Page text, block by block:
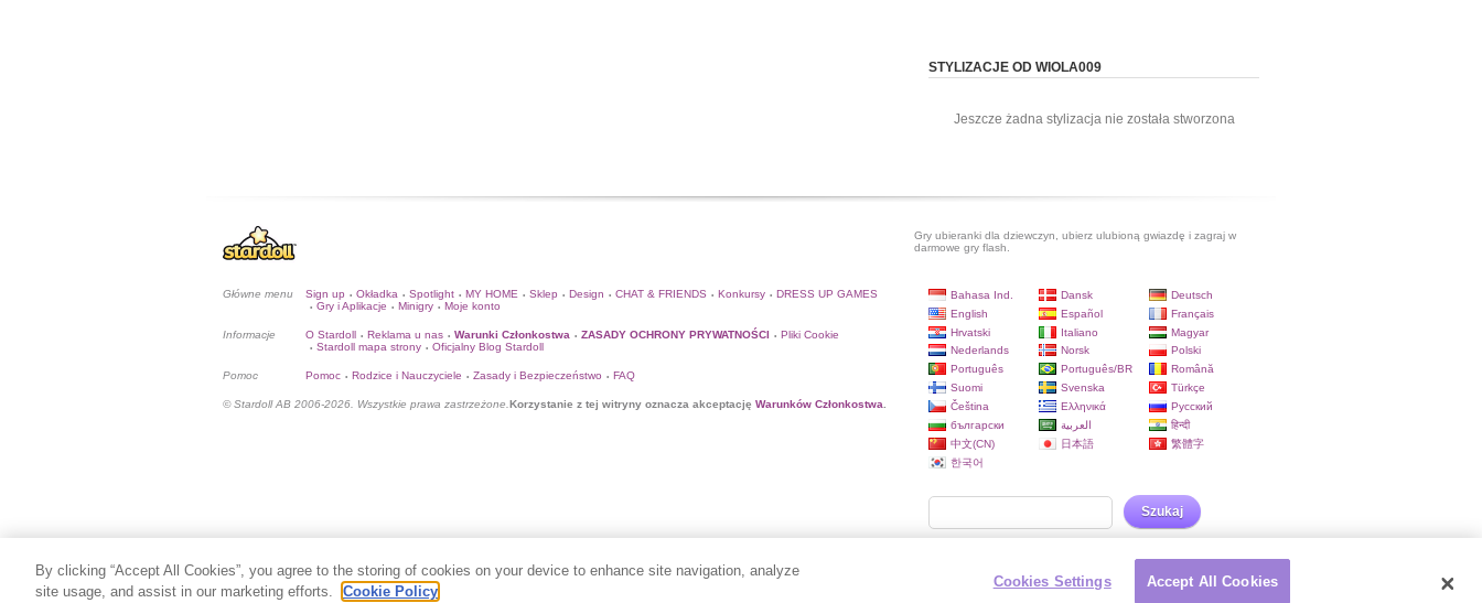
STYLIZACJE OD WIOLA009
Jeszcze żadna stylizacja nie została stworzona
Gry ubieranki dla dziewczyn, ubierz ulubioną gwiazdę i zagraj w
darmowe gry flash.
Główne menu Sign up • Okładka • Spotlight • MY HOME • Sklep • Design • CHAT & FRIENDS • Konkursy • DRESS UP GAMES
• Gry i Aplikacje • Minigry • Moje konto
Informacje O Stardoll • Reklama u nas • Warunki Członkostwa • ZASADY OCHRONY PRYWATNOŚCI • Pliki Cookie
• Stardoll mapa strony • Oficjalny Blog Stardoll
Pomoc Pomoc • Rodzice i Nauczyciele • Zasady i Bezpieczeństwo • FAQ
© Stardoll AB 2006-2026. Wszystkie prawa zastrzeżone. Korzystanie z tej witryny oznacza akceptację Warunków Członkostwa
Bahasa Ind. Dansk
Deutsch
English
Español
Français
Hrvatski
Italiano
Magyar
Nederlands
Norsk
Polski
Português
Português/BR
Română
Suomi
Svenska
Türkçe
Čeština
Ελληνικά
Русский
български
العربية
हिन्दी
中文(CN)
日本語
繁體字
한국어
Szukaj
By clicking “Accept All Cookies”, you agree to the storing of cookies on your device to enhance site navigation, analyze
site usage, and assist in our marketing efforts.
Cookie Policy
Cookies Settings Accept All Cookies